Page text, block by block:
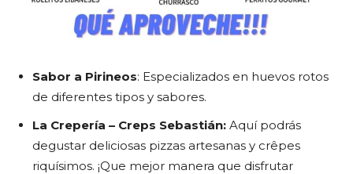
Sabor a Pirineos: Especializados en huevos rotos
de diferentes tipos y sabores.
La Crepería – Creps Sebastián: Aquí podrás
degustar deliciosas pizzas artesanas y crêpes
riquísimos. ¡Que mejor manera que disfrutar